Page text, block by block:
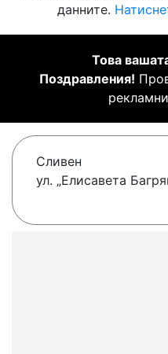
данните.
Това
Поздравления!
Сливен
ул. „Елисавета